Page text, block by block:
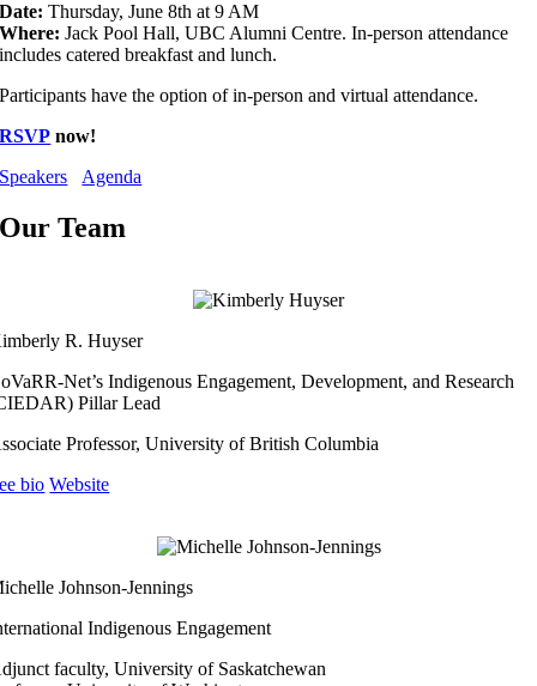
Date:Thursday, June 8th at 9 AM
Where: Jack Pool Hall, UBC Alumni Centre. In-person attendance
includes catered breakfast and lunch.
Participants have the option of in-person and virtual attendance.
RSVP now!
Speakers
Agenda
Our Team
R. Huyser
Net’s Indigenous Engagement, Development, and Research
Pillar Lead
Professor, University of British Columbia
bio Website
Johnson-Jennings
Indigenous Engagement
faculty, University of Saskatchewan